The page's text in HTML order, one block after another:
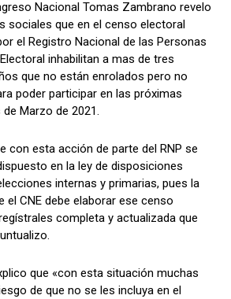
WhatsApp
Síganos
WhatsApp
Síganos
Nacional Tomas Zambrano revelo
sociales que en el censo electoral
el Registro Nacional de las Personas
inhabilitan a mas de tres
que no están enrolados pero no
poder participar en las próximas
Marzo de 2021.
con esta acción de parte del RNP se
en la ley de disposiciones
internas y primarias, pues la
el CNE debe elaborar ese censo
completa y actualizada que
que «con esta situación muchas
de que no se les incluya en el